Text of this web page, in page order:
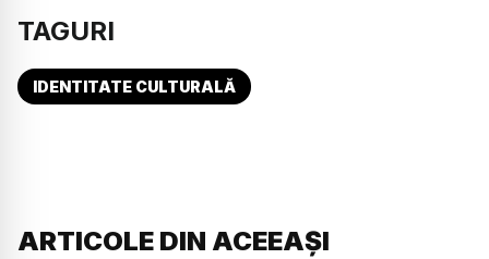
TAGURI
IDENTITATE CULTURALĂ
ARTICOLE DIN ACEEAȘI